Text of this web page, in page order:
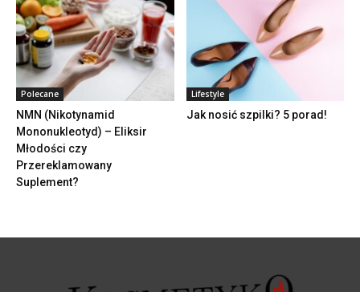
Polecane
NMN (Nikotynamid
Mononukleotyd) – Eliksir
Młodości czy
Przereklamowany
Suplement?
Lifestyle
Jak nosić szpilki? 5 porad!